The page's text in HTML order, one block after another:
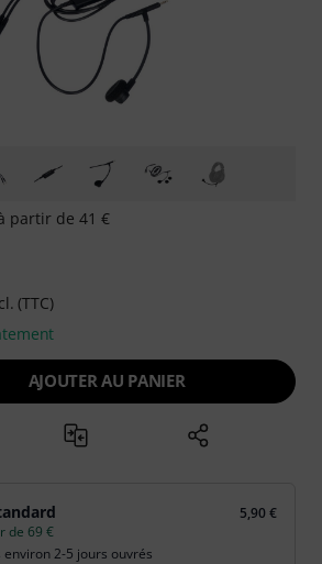
partir de 41 €
(TTC)
AJOUTER AU PANIER
5,90 €
de 69 €
environ 2-5 jours ouvrés